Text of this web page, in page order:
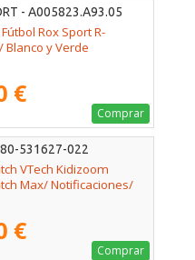
- A005823.A93.05
Rox Sport R-
Blanco y Verde
€
Comprar
80-531627-022
VTech Kidizoom
Max/ Notificaciones/
€
Comprar